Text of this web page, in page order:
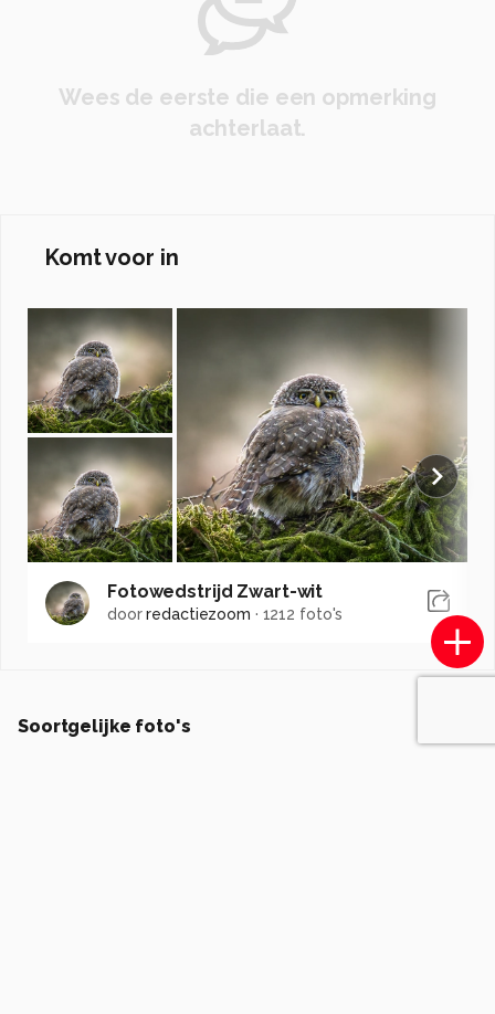
Wees de eerste die een opmerking
achterlaat.
Komt voor in
Fotowedstrijd Zwart-wit
doorredactiezoom · 1212 foto's
Soortgelijke foto's